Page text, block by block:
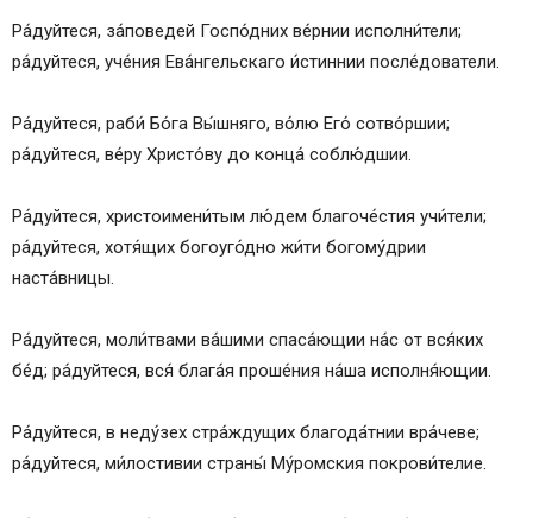
Ра́дуйтеся, за́поведей Госпо́дних ве́рнии исполни́тели;
ра́дуйтеся, уче́ния Ева́нгельскаго и́стиннии после́дователи.
Ра́дуйтеся, раби́ Бо́га Вы́шняго, во́лю Его́ сотво́ршии;
ра́дуйтеся, ве́ру Христо́ву до конца́ соблю́дшии.
Ра́дуйтеся, христоимени́тым лю́дем благоче́стия учи́тели;
ра́дуйтеся, хотя́щих богоуго́дно жи́ти богому́дрии
наста́вницы.
Ра́дуйтеся, моли́твами ва́шими спаса́ющии на́с от вся́ких
бе́д; ра́дуйтеся, вся́ блага́я проше́ния на́ша исполня́ющии.
Ра́дуйтеся, в неду́зех стра́ждущих благода́тнии вра́чеве;
ра́дуйтеся, ми́лостивии страны́ Му́ромския покрови́телие.